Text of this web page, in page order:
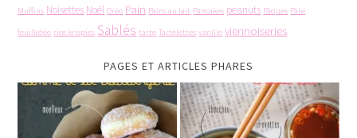
Muffins Noisettes Noël Oréo Pain Pains au lait Pancakes peanuts Pâques Pâte
feuilletée rice krispies Sablés tarte Tartelettes vanille viennoiseries
PAGES ET ARTICLES PHARES